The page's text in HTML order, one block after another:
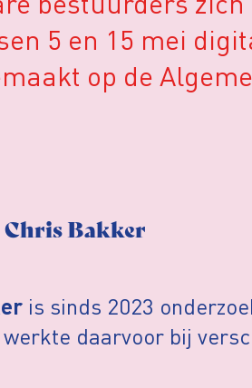
5 en 15 mei
op de
Chris Bakker
is sinds 2023
daarvoor bij